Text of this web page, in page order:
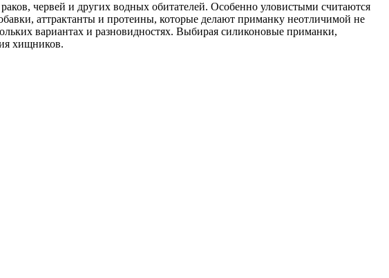
червей и других водных обитателей. Особенно уловистыми считаются
аттрактанты и протеины, которые делают приманку неотличимой не
вариантах и разновидностях. Выбирая силиконовые приманки,
хищников.